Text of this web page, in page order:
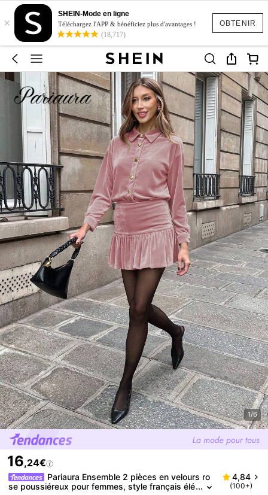
OBTENIR
×
SHEIN-Mode en ligne
Téléchargez l'APP & bénéficiez plus d'avantages !
(18,717)
1/6
16,24€
Pariaura Ensemble 2 pièces en velours ro
se poussiéreux pour femmes, style français élé
4,84
(100+)